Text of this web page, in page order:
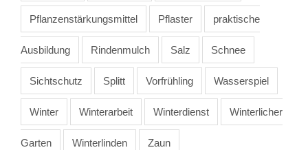
Pflanzenstärkungsmittel Pflaster praktische
Ausbildung Rindenmulch Salz Schnee
Sichtschutz Splitt Vorfrühling Wasserspiel
Winter Winterarbeit Winterdienst Winterlicher
Garten Winterlinden Zaun